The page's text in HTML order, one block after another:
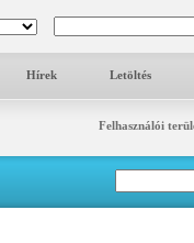
Hírek Letöltés
Felhasználói